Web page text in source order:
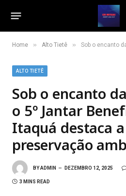
Home » Alto Tietê » Sob o encanto da Amazônia, o 5º
ALTO TIETÊ
Sob o encanto
o 5º Jantar
Itaquá destaca a
preservação
BYADMIN DEZEMBRO 12, 2025
3 MINS READ